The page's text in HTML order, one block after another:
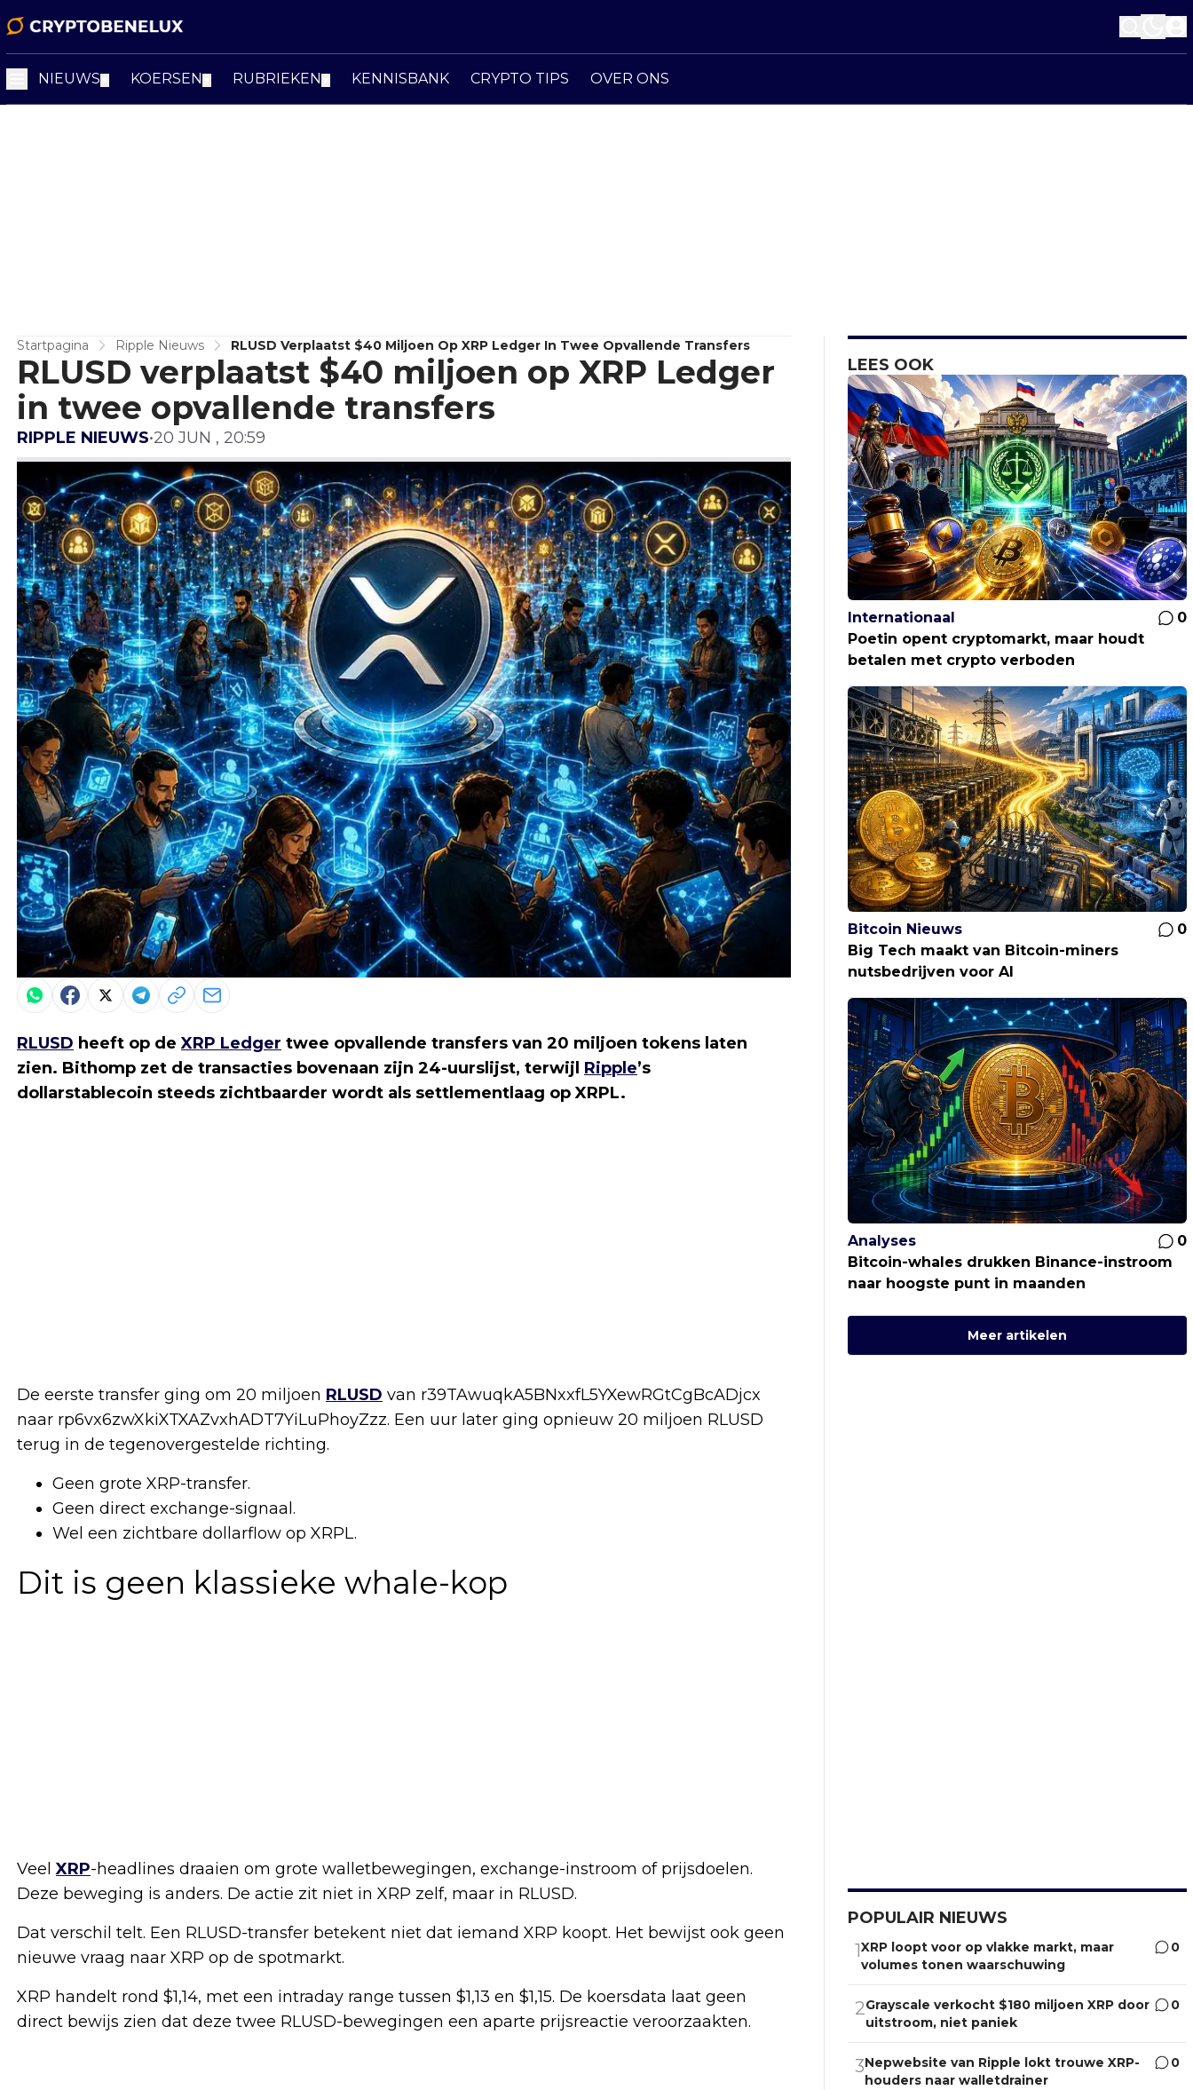
NIEUWS KOERSEN RUBRIEKEN KENNISBANK CRYPTO TIPS OVER ONS
Startpagina Ripple Nieuws RLUSD Verplaatst $40 Miljoen Op XRP Ledger In Twee Opvallende Transfers
RLUSD verplaatst $40 miljoen op XRP Ledger
in twee opvallende transfers
RIPPLE NIEUWS•20 JUN , 20:59
RLUSD heeft op deXRP Ledger twee opvallende transfers van 20 miljoen tokens laten
zien. Bithomp zet de transacties bovenaan zijn 24-uurslijst, terwijl Ripple’s
dollarstablecoin steeds zichtbaarder wordt als settlementlaag op XRPL.
De eerste transfer ging om 20 miljoen RLUSD van r39TAwuqkA5BNxxfL5YXewRGtCgBcADjcx
naar rp6vx6zwXkiXTXAZvxhADT7YiLuPhoyZzz. Een uur later ging opnieuw 20 miljoen RLUSD
terug in de tegenovergestelde richting.
Geen grote XRP-transfer.
Geen direct exchange-signaal.
Wel een zichtbare dollarflow op XRPL.
Dit is geen klassieke whale-kop
VeelXRP-headlines draaien om grote walletbewegingen, exchange-instroom of prijsdoelen.
Deze beweging is anders. De actie zit niet in XRP zelf, maar in RLUSD.
Dat verschil telt. Een RLUSD-transfer betekent niet dat iemand XRP koopt. Het bewijst ook geen
nieuwe vraag naar XRP op de spotmarkt.
XRP handelt rond $1,14, met een intraday range tussen $1,13 en $1,15. De koersdata laat geen
direct bewijs zien dat deze twee RLUSD-bewegingen een aparte prijsreactie veroorzaakten.
LEES OOK
Internationaal
0
Poetin opent cryptomarkt, maar houdt
betalen met crypto verboden
Bitcoin Nieuws
0
Big Tech maakt van Bitcoin-miners
nutsbedrijven voor AI
Analyses
0
Bitcoin-whales drukken Binance-instroom
naar hoogste punt in maanden
Meer artikelen
POPULAIR NIEUWS
1XRP loopt voor op vlakke markt, maar
volumes tonen waarschuwing
0
2Grayscale verkocht $180 miljoen XRP door
uitstroom, niet paniek
0
3Nepwebsite van Ripple lokt trouwe XRP-
houders naar walletdrainer
0